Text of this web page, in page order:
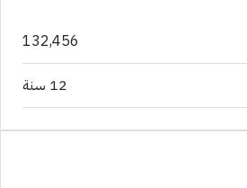
132,456
12 سنة